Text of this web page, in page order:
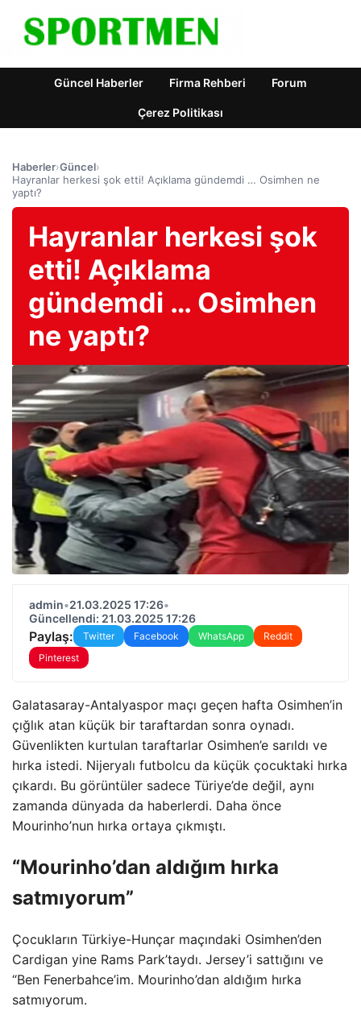
Güncel Haberler Firma Rehberi Forum
Çerez Politikası
Haberler›Güncel›
Hayranlar herkesi şok etti! Açıklama gündemdi … Osimhen ne
yaptı?
Hayranlar herkesi şok
etti! Açıklama
gündemdi … Osimhen
ne yaptı?
admin•21.03.2025 17:26•
Güncellendi: 21.03.2025 17:26
Paylaş: Twitter Facebook WhatsApp
Reddit
Pinterest
Galatasaray-Antalyaspor maçı geçen hafta Osimhen’in
çığlık atan küçük bir taraftardan sonra oynadı.
Güvenlikten kurtulan taraftarlar Osimhen’e sarıldı ve
hırka istedi. Nijeryalı futbolcu da küçük çocuktaki hırka
çıkardı. Bu görüntüler sadece Türiye’de değil, aynı
zamanda dünyada da haberlerdi. Daha önce
Mourinho’nun hırka ortaya çıkmıştı.
“Mourinho’dan aldığım hırka
satmıyorum”
Çocukların Türkiye-Hunçar maçındaki Osimhen’den
Cardigan yine Rams Park’taydı. Jersey’i sattığını ve
“Ben Fenerbahce’im. Mourinho’dan aldığım hırka
satmıyorum.